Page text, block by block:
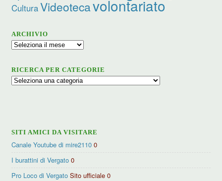
CulturaVideotecavolontariato
ARCHIVIO
Archivio
RICERCA PER CATEGORIE
Ricerca
SITI AMICI DA VISITARE
Canale Youtube di mire2110 0
I burattini di Vergato 0
Pro Loco di Vergato Sito ufficiale 0